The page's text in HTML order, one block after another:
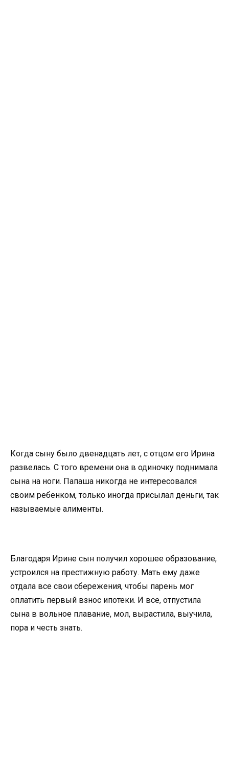
Когда сыну было двенадцать лет, с отцом его Ирина
развелась. С того времени она в одиночку поднимала
сына на ноги. Папаша никогда не интересовался
своим ребенком, только иногда присылал деньги, так
называемые алименты.
Благодаря Ирине сын получил хорошее образование,
устроился на престижную работу. Мать ему даже
отдала все свои сбережения, чтобы парень мог
оплатить первый взнос ипотеки. И все, отпустила
сына в вольное плавание, мол, вырастила, выучила,
пора и честь знать.